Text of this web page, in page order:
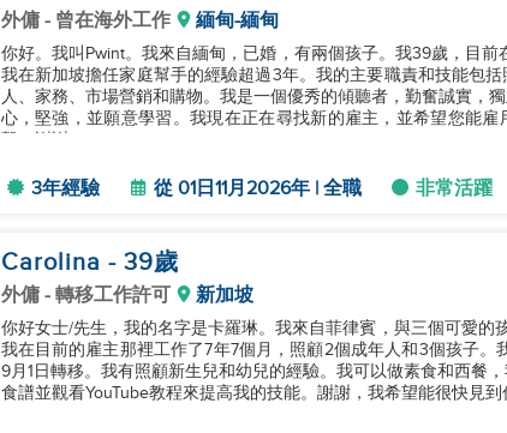
外傭 - 曾在海外工作 緬甸-緬甸
你好。我叫Pwint。我來自緬甸，已婚，有兩個孩子。我39歲，目前
我在新加坡擔任家庭幫手的經驗超過3年。我的主要職責和技能包
人、家務、市場營銷和購物。我是一個優秀的傾聽者，勤奮誠實，
心，堅強，並願意學習。我現在正在尋找新的雇主，並希望您能雇
3年經驗 從 01日11月2026年 | 全職 非常活躍
Carolina - 39歲
外傭 - 轉移工作許可 新加坡
你好女士/先生，我的名字是卡羅琳。我來自菲律賓，與三個可愛的
我在目前的雇主那裡工作了7年7個月，照顧2個成年人和3個孩子
9月1日轉移。我有照顧新生兒和幼兒的經驗。我可以做素食和西餐
食譜並觀看YouTube教程來提高我的技能。謝謝，我希望能很快見到